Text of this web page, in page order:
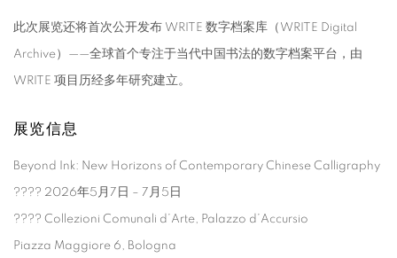
此次展览还将首次公开发布 WRITE 数字档案库（WRITE Digital
Archive）——全球首个专注于当代中国书法的数字档案平台，由
WRITE 项目历经多年研究建立。
展览信息
Beyond Ink: New Horizons of Contemporary Chinese Calligraphy
???? 2026年5月7日 – 7月5日
???? Collezioni Comunali d’Arte, Palazzo d’Accursio
Piazza Maggiore 6, Bologna